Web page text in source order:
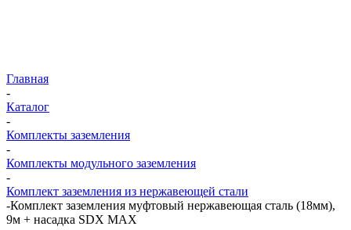
Главная
-
Каталог
-
Комплекты заземления
-
Комплекты модульного заземления
-
Комплект заземления из нержавеющей стали
-Комплект заземления муфтовый нержавеющая сталь (18мм),
9м + насадка SDX MAX